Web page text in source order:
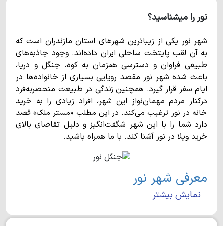
نور را میشناسید؟
شهر نور یکی از زیباترین شهرهای استان مازندران است که
به آن لقب پایتخت ساحلی ایران داده‌اند. وجود جاذبه‌های
طبیعی فراوان و دسترسی همزمان به کوه، جنگل و دریا،
باعث شده شهر نور مقصد رویایی بسیاری از خانواده‌ها در
ایام سفر قرار گیرد. همچنین زندگی در طبیعت منحصربه‌فرد
درکنار مردم مهمان‌نواز این شهر، افراد زیادی را به خرید
خانه در نور ترغیب می‌کند. در این مطلب «مستر ملک» قصد
دارد شما را با این شهر شگفت‌انگیز و دلیل تقاضای بالای
خرید ویلا در نور آشنا کند. با ما همراه باشید.
معرفی شهر نور
شهر نور در بخش مرکزی شهرستانی به همین نام واقع شده
جمعیت دارد. این شهر به صورت خطی در جنوب دریای خزر
نمایش بیشتر